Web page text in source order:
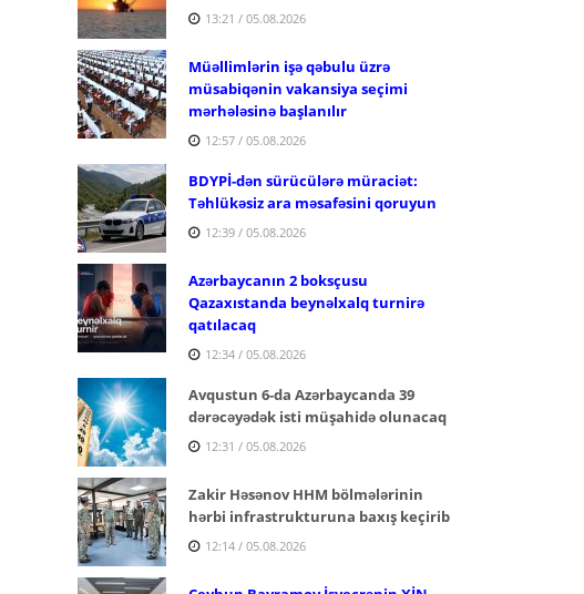
13:21 / 05.08.2026
Müəllimlərin işə qəbulu üzrə
müsabiqənin vakansiya seçimi
mərhələsinə başlanılır
12:57 / 05.08.2026
BDYPİ-dən sürücülərə müraciət:
Təhlükəsiz ara məsafəsini qoruyun
12:39 / 05.08.2026
Azərbaycanın 2 boksçusu
Qazaxıstanda beynəlxalq turnirə
qatılacaq
12:34 / 05.08.2026
Avqustun 6-da Azərbaycanda 39
dərəcəyədək isti müşahidə olunacaq
12:31 / 05.08.2026
Zakir Həsənov HHM bölmələrinin
hərbi infrastrukturuna baxış keçirib
12:14 / 05.08.2026